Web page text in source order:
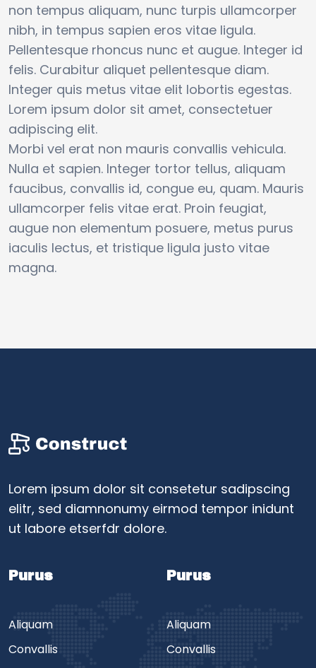
non tempus aliquam, nunc turpis ullamcorper
nibh, in tempus sapien eros vitae ligula.
Pellentesque rhoncus nunc et augue. Integer id
felis. Curabitur aliquet pellentesque diam.
Integer quis metus vitae elit lobortis egestas.
Lorem ipsum dolor sit amet, consectetuer
adipiscing elit.
Morbi vel erat non mauris convallis vehicula.
Nulla et sapien. Integer tortor tellus, aliquam
faucibus, convallis id, congue eu, quam. Mauris
ullamcorper felis vitae erat. Proin feugiat,
augue non elementum posuere, metus purus
iaculis lectus, et tristique ligula justo vitae
magna.
Lorem ipsum dolor sit consetetur sadipscing
elitr, sed diamnonumy eirmod tempor inidunt
ut labore etserfdr dolore.
Purus
Aliquam
Convallis
Purus
Aliquam
Convallis